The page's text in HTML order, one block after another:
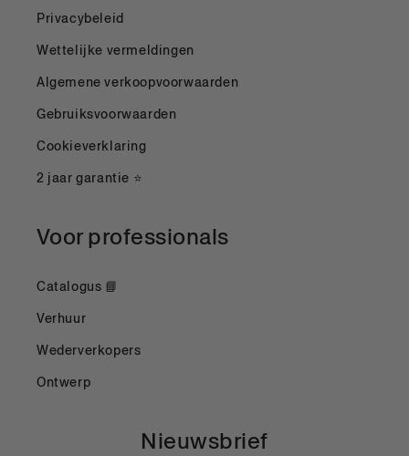
Privacybeleid
Wettelijke vermeldingen
Algemene verkoopvoorwaarden
Gebruiksvoorwaarden
Cookieverklaring
2 jaar garantie ⭐
Voor professionals
Catalogus 📘
Verhuur
Wederverkopers
Ontwerp
Nieuwsbrief